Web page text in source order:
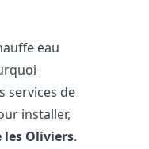
eau
services de
installer,
les Oliviers.